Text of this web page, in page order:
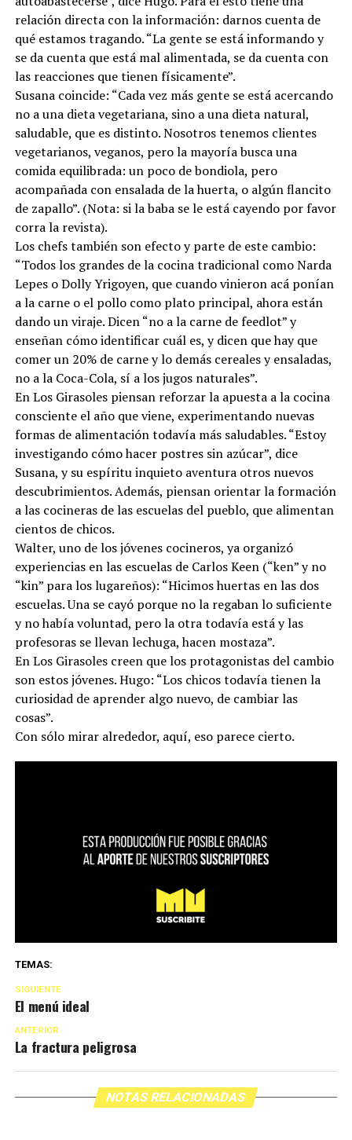
autoabastecerse”, dice Hugo. Para él esto tiene una
relación directa con la información: darnos cuenta de
qué estamos tragando. “La gente se está informando y
se da cuenta que está mal alimentada, se da cuenta con
las reacciones que tienen físicamente”.
Susana coincide: “Cada vez más gente se está acercando
no a una dieta vegetariana, sino a una dieta natural,
saludable, que es distinto. Nosotros tenemos clientes
vegetarianos, veganos, pero la mayoría busca una
comida equilibrada: un poco de bondiola, pero
acompañada con ensalada de la huerta, o algún flancito
de zapallo”. (Nota: si la baba se le está cayendo por favor
corra la revista).
Los chefs también son efecto y parte de este cambio:
“Todos los grandes de la cocina tradicional como Narda
Lepes o Dolly Yrigoyen, que cuando vinieron acá ponían
a la carne o el pollo como plato principal, ahora están
dando un viraje. Dicen “no a la carne de feedlot” y
enseñan cómo identificar cuál es, y dicen que hay que
comer un 20% de carne y lo demás cereales y ensaladas,
no a la Coca-Cola, sí a los jugos naturales”.
En Los Girasoles piensan reforzar la apuesta a la cocina
consciente el año que viene, experimentando nuevas
formas de alimentación todavía más saludables. “Estoy
investigando cómo hacer postres sin azúcar”, dice
Susana, y su espíritu inquieto aventura otros nuevos
descubrimientos. Además, piensan orientar la formación
a las cocineras de las escuelas del pueblo, que alimentan
cientos de chicos.
Walter, uno de los jóvenes cocineros, ya organizó
experiencias en las escuelas de Carlos Keen (“ken” y no
“kin” para los lugareños): “Hicimos huertas en las dos
escuelas. Una se cayó porque no la regaban lo suficiente
y no había voluntad, pero la otra todavía está y las
profesoras se llevan lechuga, hacen mostaza”.
En Los Girasoles creen que los protagonistas del cambio
son estos jóvenes. Hugo: “Los chicos todavía tienen la
curiosidad de aprender algo nuevo, de cambiar las
cosas”.
Con sólo mirar alrededor, aquí, eso parece cierto.
El menú ideal
La fractura peligrosa
NOTAS RELACIONADAS